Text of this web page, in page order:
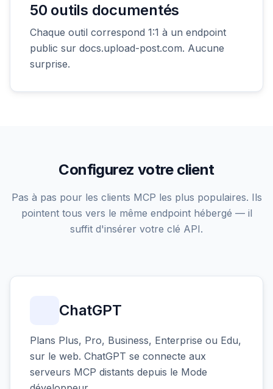
50 outils documentés
Chaque outil correspond 1:1 à un endpoint
public sur docs.upload-post.com. Aucune
surprise.
Configurez votre client
Pas à pas pour les clients MCP les plus populaires. Ils
pointent tous vers le même endpoint hébergé — il
suffit d'insérer votre clé API.
ChatGPT
Plans Plus, Pro, Business, Enterprise ou Edu,
sur le web. ChatGPT se connecte aux
serveurs MCP distants depuis le Mode